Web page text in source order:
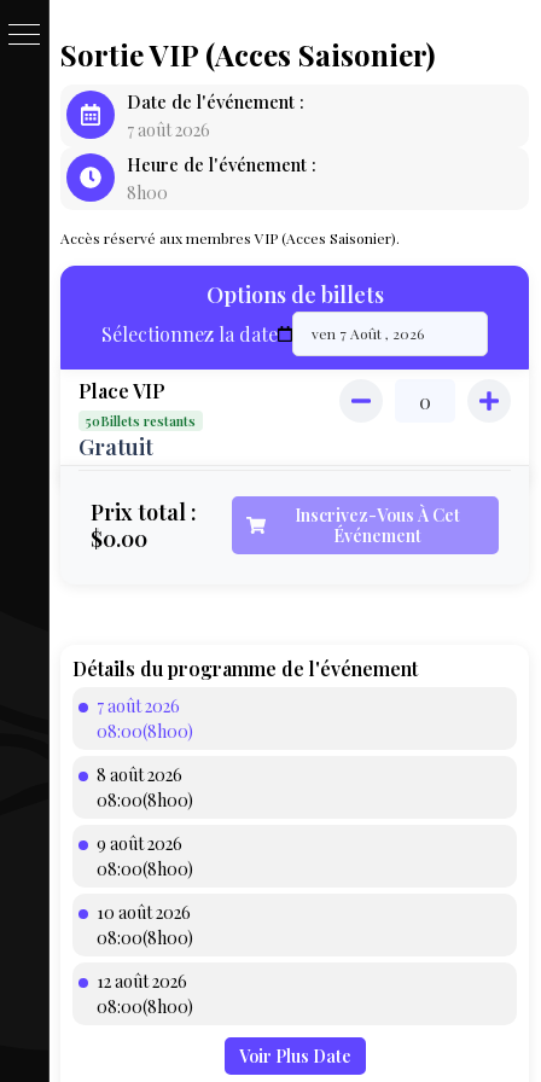
PASSE
BILLET
LIVE
MAP
MON
COMPTE
AEQ
Sortie VIP (Acces Saisonier)
Date de l'événement :
7 août 2026
Heure de l'événement :
8h00
Accès réservé aux membres VIP (Acces Saisonier).
Options de billets
Sélectionnez la date
Place VIP
50Billets restants
Gratuit
Prix total :
$0.00
Inscrivez-Vous À Cet
Événement
Détails du programme de l'événement
7 août 2026
08:00(8h00)
8 août 2026
08:00(8h00)
9 août 2026
08:00(8h00)
10 août 2026
08:00(8h00)
12 août 2026
08:00(8h00)
Voir Plus Date